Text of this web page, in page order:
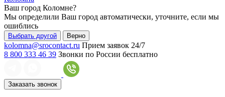
Ваш город Коломне?
Мы определили Ваш город автоматически, уточните, если мы
ошиблись
Выбрать другой Верно
kolomna@srocontact.ru Прием заявок 24/7
8 800 333 46 39 Звонки по России бесплатно
Заказать звонок